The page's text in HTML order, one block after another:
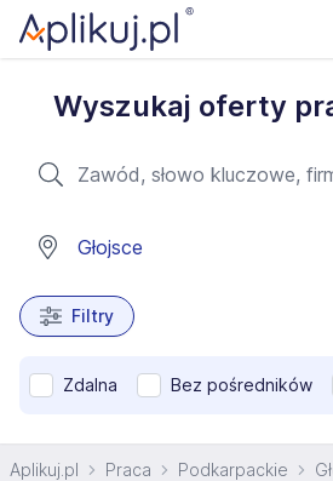
Wyszukaj oferty
Filtry
Zdalna Bez pośredników
Aplikuj.pl Praca Podkarpackie